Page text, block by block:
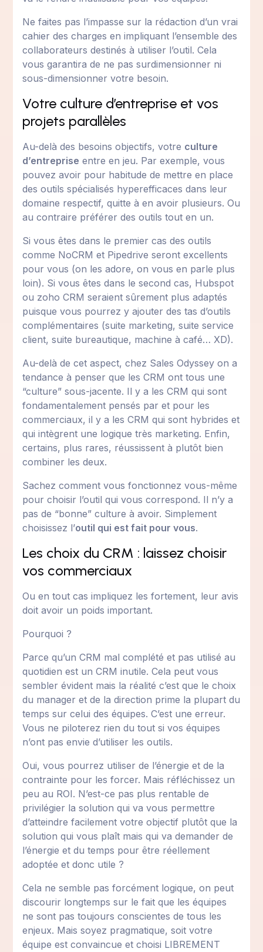
Ne faites pas l’impasse sur la rédaction d’un vrai
cahier des charges en impliquant l’ensemble des
collaborateurs destinés à utiliser l’outil. Cela
vous garantira de ne pas surdimensionner ni
sous-dimensionner votre besoin.
Votre culture d’entreprise et vos
projets parallèles
Au-delà des besoins objectifs, votre culture
d’entreprise entre en jeu. Par exemple, vous
pouvez avoir pour habitude de mettre en place
des outils spécialisés hyperefficaces dans leur
domaine respectif, quitte à en avoir plusieurs. Ou
au contraire préférer des outils tout en un.
Si vous êtes dans le premier cas des outils
comme NoCRM et Pipedrive seront excellents
pour vous (on les adore, on vous en parle plus
loin). Si vous êtes dans le second cas, Hubspot
ou zoho CRM seraient sûrement plus adaptés
puisque vous pourrez y ajouter des tas d’outils
complémentaires (suite marketing, suite service
client, suite bureautique, machine à café… XD).
Au-delà de cet aspect, chez Sales Odyssey on a
tendance à penser que les CRM ont tous une
“culture” sous-jacente. Il y a les CRM qui sont
fondamentalement pensés par et pour les
commerciaux, il y a les CRM qui sont hybrides et
qui intègrent une logique très marketing. Enfin,
certains, plus rares, réussissent à plutôt bien
combiner les deux.
Sachez comment vous fonctionnez vous-même
pour choisir l’outil qui vous correspond. Il n’y a
pas de “bonne” culture à avoir. Simplement
choisissez l’outil qui est fait pour vous.
Les choix du CRM : laissez choisir
vos commerciaux
Ou en tout cas impliquez les fortement, leur avis
doit avoir un poids important.
Pourquoi ?
Parce qu’un CRM mal complété et pas utilisé au
quotidien est un CRM inutile. Cela peut vous
sembler évident mais la réalité c’est que le choix
du manager et de la direction prime la plupart du
temps sur celui des équipes. C’est une erreur.
Vous ne piloterez rien du tout si vos équipes
n’ont pas envie d’utiliser les outils.
Oui, vous pourrez utiliser de l’énergie et de la
contrainte pour les forcer. Mais réfléchissez un
peu au ROI. N’est-ce pas plus rentable de
privilégier la solution qui va vous permettre
d’atteindre facilement votre objectif plutôt que la
solution qui vous plaît mais qui va demander de
l’énergie et du temps pour être réellement
adoptée et donc utile ?
Cela ne semble pas forcément logique, on peut
discourir longtemps sur le fait que les équipes
ne sont pas toujours conscientes de tous les
enjeux. Mais soyez pragmatique, soit votre
équipe est convaincue et choisi LIBREMENT